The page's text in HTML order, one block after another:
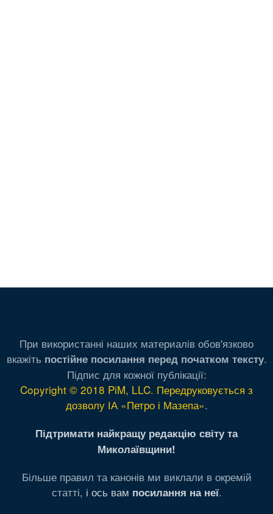
При використанні наших материалів обов'язково
вкажіть постійне посилання перед початком тексту.
Підпис для кожної публікації:
Copyright © 2018 PiM, LLC. Передруковується з
дозволу ІА «Петро і Мазепа».
Підтримати найкращу редакцію світу та
Миколаївщини!
Більше правил та канонів ми виклали в окремій
статті, і ось вам посилання на неї.